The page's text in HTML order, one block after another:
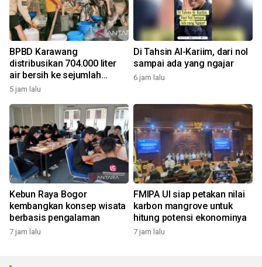
BPBD Karawang
distribusikan 704.000 liter
air bersih ke sejumlah
daerah kekeringan
5 jam lalu
Di Tahsin Al-Kariim, dari nol
sampai ada yang ngajar
6 jam lalu
Kebun Raya Bogor
kembangkan konsep wisata
berbasis pengalaman
7 jam lalu
FMIPA UI siap petakan nilai
karbon mangrove untuk
hitung potensi ekonominya
7 jam lalu